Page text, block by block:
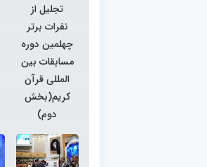
تجلیل از
نفرات برتر
چهلمین دوره
مسابقات بین
المللی قرآن
کریم(بخش
دوم)